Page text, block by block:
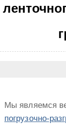
Мы являемся
погрузочно-